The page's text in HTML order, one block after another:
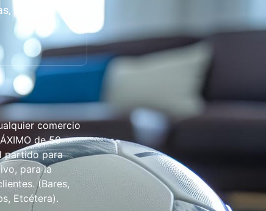
para
comercio
de 50
partido para
para la
(Bares,
Etcétera).